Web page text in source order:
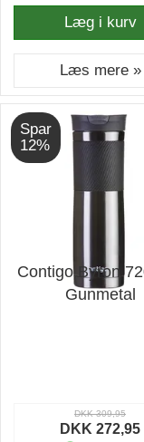
Læg i kurv
Læs mere »
Spar
12%
Contigo Byron
Gunmetal
DKK 309,95
DKK 272,95